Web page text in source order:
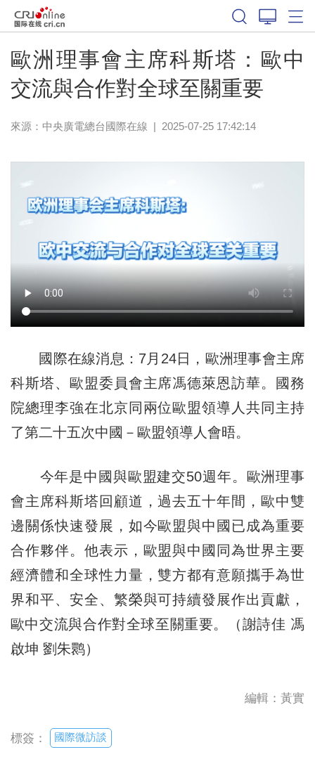
歐洲理事會主席科斯塔：歐中
交流與合作對全球至關重要
來源：中央廣電總台國際在線 | 2025-07-25 17:42:14
國際在線消息：7月24日，歐洲理事會主席
科斯塔、歐盟委員會主席馮德萊恩訪華。國務
院總理李強在北京同兩位歐盟領導人共同主持
了第二十五次中國－歐盟領導人會晤。
今年是中國與歐盟建交50週年。歐洲理事
會主席科斯塔回顧道，過去五十年間，歐中雙
邊關係快速發展，如今歐盟與中國已成為重要
合作夥伴。他表示，歐盟與中國同為世界主要
經濟體和全球性力量，雙方都有意願攜手為世
界和平、安全、繁榮與可持續發展作出貢獻，
歐中交流與合作對全球至關重要。（謝詩佳 馮
啟坤 劉朱鹮）
編輯：黃實
標簽： 國際微訪談